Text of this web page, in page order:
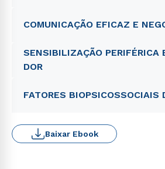
COMUNICAÇÃO EFICAZ E
SENSIBILIZAÇÃO PERIFÉRICA
DOR
FATORES BIOPSICOSSOCIAIS
Baixar Ebook
Rápido e fácil